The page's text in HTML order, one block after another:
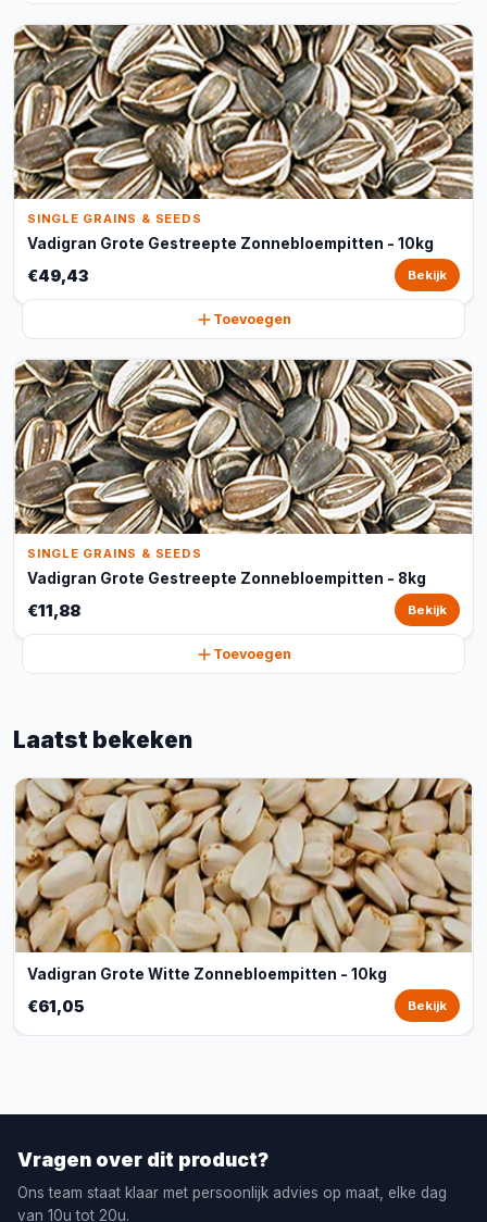
SINGLE GRAINS & SEEDS
Vadigran Grote Gestreepte Zonnebloempitten - 10kg
€49,43 Bekijk
Toevoegen
SINGLE GRAINS & SEEDS
Vadigran Grote Gestreepte Zonnebloempitten - 8kg
€11,88 Bekijk
Toevoegen
Laatst bekeken
Vadigran Grote Witte Zonnebloempitten - 10kg
€61,05 Bekijk
Vragen over dit product?
Ons team staat klaar met persoonlijk advies op maat, elke dag
van 10u tot 20u.